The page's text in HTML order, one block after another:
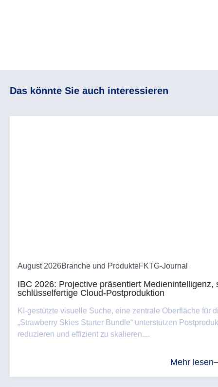
Das könnte Sie auch interessieren
August 2026Branche und ProdukteFKTG-Journal
IBC 2026: Projective präsentiert
schlüsselfertige Cloud-Postproduktion
KI-gestützte visuelle Suche, eine zentrale Oberfläche für
„Strawberry Skies Starter Bundle“ unterstützen
reduzieren und effizient zu skalieren....
Mehr lesen